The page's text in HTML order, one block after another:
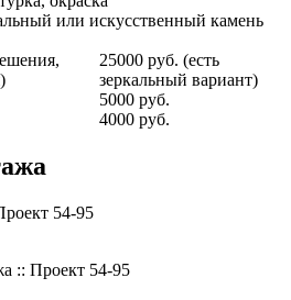
или искусственный камень
25000 руб. (есть
зеркальный вариант)
5000 руб.
4000 руб.